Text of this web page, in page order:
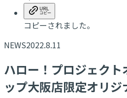
コピーされました。
NEWS2022.8.11
ハロー！プロジェクト
ップ大阪店限定オリ